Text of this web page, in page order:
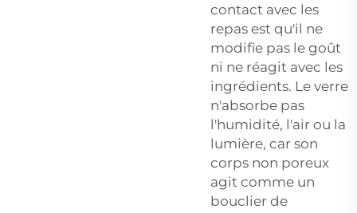
contact avec les
repas est qu'il ne
modifie pas le goût
ni ne réagit avec les
ingrédients. Le verre
n'absorbe pas
l'humidité, l'air ou la
lumière, car son
corps non poreux
agit comme un
bouclier de